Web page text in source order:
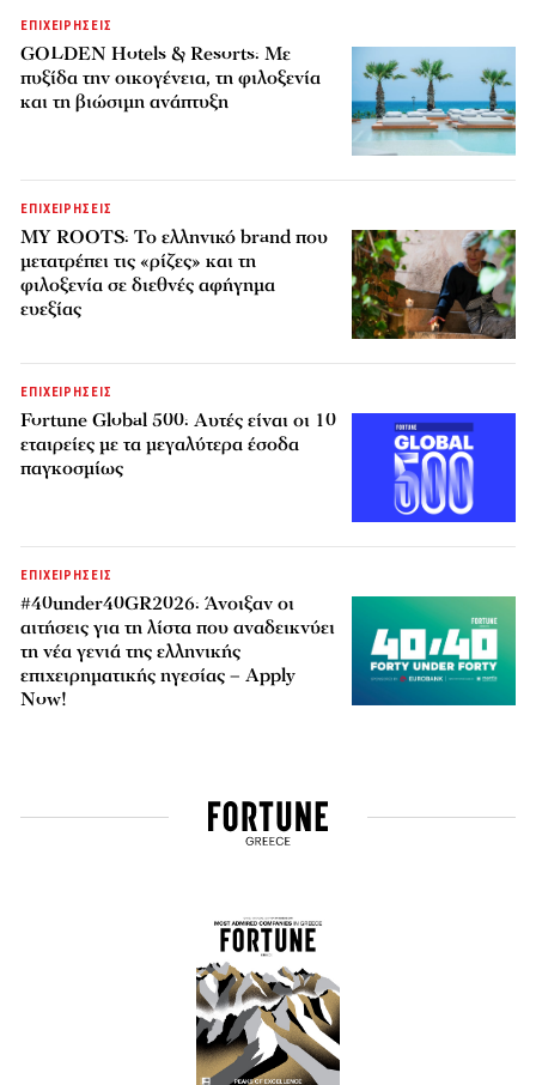
ΕΠΙΧΕΙΡΗΣΕΙΣ
GOLDEN Hotels & Resorts: Με
πυξίδα την οικογένεια, τη φιλοξενία
και τη βιώσιμη ανάπτυξη
ΕΠΙΧΕΙΡΗΣΕΙΣ
MY ROOTS: Το ελληνικό brand που
μετατρέπει τις «ρίζες» και τη
φιλοξενία σε διεθνές αφήγημα
ευεξίας
ΕΠΙΧΕΙΡΗΣΕΙΣ
Fortune Global 500: Αυτές είναι οι 10
εταιρείες με τα μεγαλύτερα έσοδα
παγκοσμίως
ΕΠΙΧΕΙΡΗΣΕΙΣ
#40under40GR2026: Άνοιξαν οι
αιτήσεις για τη λίστα που αναδεικνύει
τη νέα γενιά της ελληνικής
επιχειρηματικής ηγεσίας – Apply
Now!